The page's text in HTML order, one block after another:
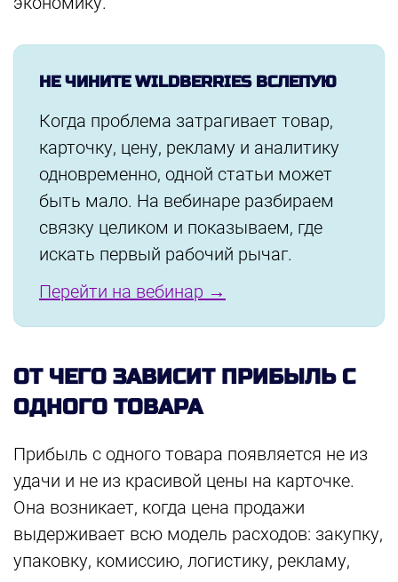
НЕ ЧИНИТЕ WILDBERRIES ВСЛЕПУЮ
Когда проблема затрагивает товар,
карточку, цену, рекламу и аналитику
одновременно, одной статьи может
быть мало. На вебинаре разбираем
связку целиком и показываем, где
искать первый рабочий рычаг.
Перейти на вебинар →
ОТ ЧЕГО ЗАВИСИТ ПРИБЫЛЬ С
ОДНОГО ТОВАРА
Прибыль с одного товара появляется не из
удачи и не из красивой цены на карточке.
Она возникает, когда цена продажи
выдерживает всю модель расходов: закупку,
упаковку, комиссию, логистику, рекламу,